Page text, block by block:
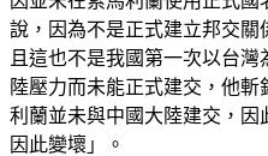
說，因為不是正式建立邦交
且這也不是我國第一次以台
陸壓力而未能正式建交，他
利蘭並未與中國大陸建交，
因此變壞」。